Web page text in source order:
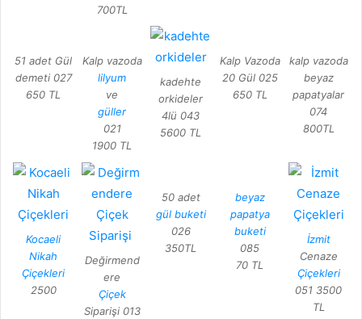
700TL
51 adet Gül
demeti 027
650 TL
Kalp vazoda
lilyum
ve
güller
021
1900 TL
kadehte
orkideler
4lü 043
5600 TL
Kalp Vazoda
20 Gül 025
650 TL
kalp vazoda
beyaz
papatyalar
074
800TL
Kocaeli
Nikah
Çiçekleri
2500
Değirmend
ere
Çiçek
Siparişi 013
50 adet
gül buketi
026
350TL
beyaz
papatya
buketi
085
70 TL
İzmit
Cenaze
Çiçekleri
051 3500
TL